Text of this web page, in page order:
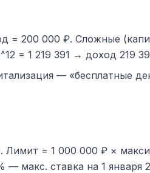
= 200 000 ₽. Сложные
= 1 219 391 → доход 219
— «бесплатные
= 1 000 000 ₽ ×
— макс. ставка на 1